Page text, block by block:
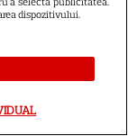
să își
bani a
dispozitivului.